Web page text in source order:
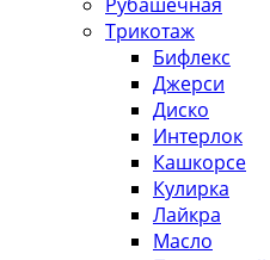
Трикотаж
Бифлекс
Джерси
Диско
Интерлок
Кашкорсе
Кулирка
Лайкра
Масло